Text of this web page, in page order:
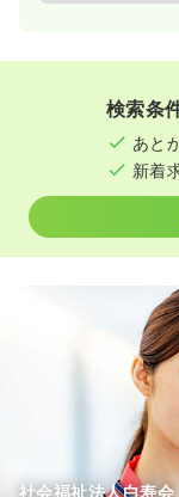
検索条
あと
新着
社会福祉法人白寿会